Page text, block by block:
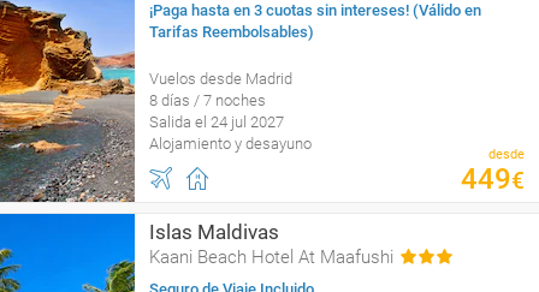
¡Paga hasta en 3 cuotas sin intereses! (Válido en
Tarifas Reembolsables)
Vuelos desde Madrid
8 días / 7 noches
Salida el 24 jul 2027
Alojamiento y desayuno
desde
449€
Islas Maldivas
Kaani Beach Hotel At Maafushi